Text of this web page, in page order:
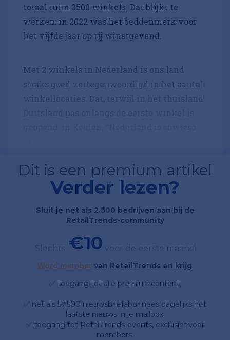
totaal ruim 3500 winkels. Dat blijkt te
werken: in 2022 was het beddenmerk voor
het vijfde jaar op rij winstgevend.
Met 2 winkels in Nederland is ons land
Dit is een premium artikel
Verder lezen?
Sluit je net als 2.500 bedrijven aan bij de
RetailTrends-community
€10
Word member van RetailTrends en krijg;
✅ toegang tot alle premiumcontent;
✅ net als 57.500 nieuwsbriefabonnees dagelijks het
laatste nieuws in je mailbox;
✅ toegang tot RetailTrends-events, exclusief voor
members.